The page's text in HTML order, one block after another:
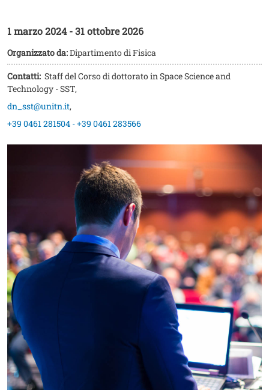
1 marzo 2024-31 ottobre 2026
Organizzato da:Dipartimento di Fisica
Contatti: Staff del Corso di dottorato in Space Science and
Technology - SST,
dn_sst@unitn.it,
+39 0461 281504 - +39 0461 283566